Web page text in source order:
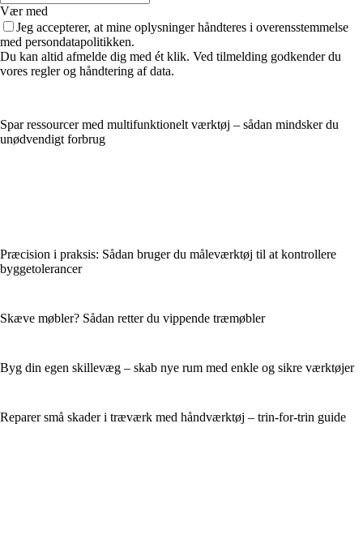
Vær med
Jeg accepterer, at mine oplysninger håndteres i overensstemmelse
med persondatapolitikken.
Du kan altid afmelde dig med ét klik. Ved tilmelding godkender du
vores regler og håndtering af data.
Spar ressourcer med multifunktionelt værktøj – sådan mindsker du
unødvendigt forbrug
Præcision i praksis: Sådan bruger du måleværktøj til at kontrollere
byggetolerancer
Skæve møbler? Sådan retter du vippende træmøbler
Byg din egen skillevæg – skab nye rum med enkle og sikre værktøjer
Reparer små skader i træværk med håndværktøj – trin-for-trin guide